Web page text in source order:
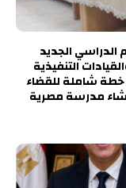
الجديد
التنفيذية
خطة شاملة للقضاء
مدرسة مصرية